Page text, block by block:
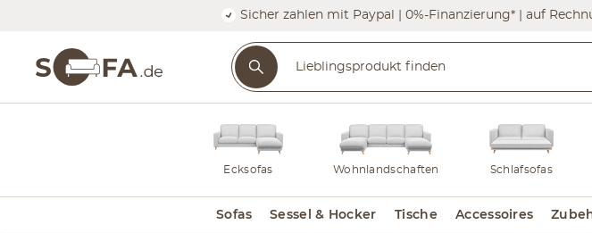
Sicher zahlen mit Paypal | 0%-Finanzierung* | auf
Ecksofas Wohnlandschaften Schlafsofas
Sofas Sessel & Hocker Tische Accessoires